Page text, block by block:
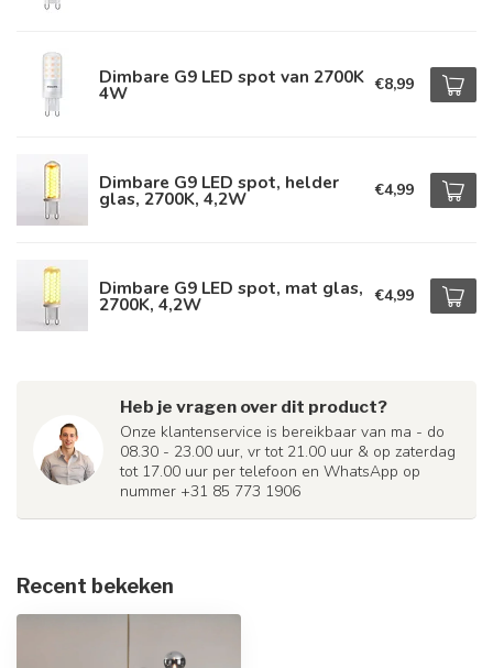
Dimbare G9 LED spot van 2700K
4W €8,99
Dimbare G9 LED spot, helder
glas, 2700K, 4,2W €4,99
Dimbare G9 LED spot, mat glas,
2700K, 4,2W €4,99
Heb je vragen over dit product?
Onze klantenservice is bereikbaar van ma - do
08.30 - 23.00 uur, vr tot 21.00 uur & op zaterdag
tot 17.00 uur per telefoon en WhatsApp op
nummer +31 85 773 1906
Recent bekeken